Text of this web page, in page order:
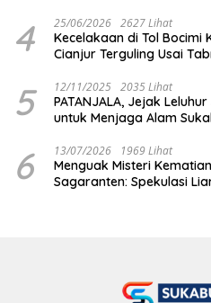
4 25/06/2026 2627 Lihat
Kecelakaan di Tol Bocimi
Cianjur Terguling Usai
5 12/11/2025 2035 Lihat
PATANJALA, Jejak
untuk Menjaga Alam
6 13/07/2026 1969 Lihat
Menguak Misteri
Sagaranten: Spekulasi